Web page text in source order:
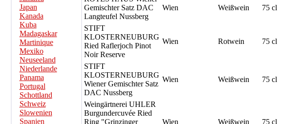
Japan
Kanada
Kuba
Madagaskar
Martinique
Mexiko
Neuseeland
Niederlande
Panama
Portugal
Schottland
Schweiz
Slowenien
Spanien
Gemischter Satz DAC
Langteufel Nussberg
Wien Weißwein 75 cl
STIFT
KLOSTERNEUBURG
Ried Raflerjoch Pinot
Noir Reserve
Wien Rotwein 75 cl
STIFT
KLOSTERNEUBURG
Wiener Gemischter Satz
DAC Nussberg
Wien Weißwein 75 cl
Weingärtnerei UHLER
Burgundercuvée Ried
Ring "Grinzinger
Wien Weißwein 75 cl